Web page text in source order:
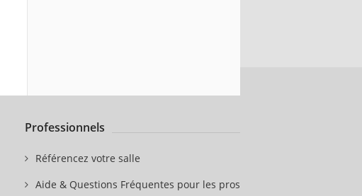
Professionnels
Référencez votre salle
Aide & Questions Fréquentes pour les pros